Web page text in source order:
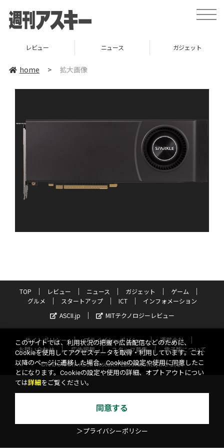
toggle
レビュー ニュース ガジェット
home > 拡大画像
TOP レビュー ニュース ガジェット
ゲーム
グルメ
スタートアップ ICT
インフォメーション
ASCII.jp
MITテクノロジーレビュー
サイトポリシー プライバシーポリシー
運営会社
お問い合わせ
広告掲載 スタッフ募集
電子版について
©KADOKAWA ASCII Research Laboratories, Inc. 2026
このサイトでは、利用状況の把握や広告配信などのために、
Cookieを使用してアクセスデータを取得・利用しています。これ
以降のページに遷移した場合、Cookieの設定や使用に同意したこ
とになります。Cookieの設定や使用の詳細、オプトアウトについ
ては詳細 をご覧ください。
同意する
＞プライバシーポリシー